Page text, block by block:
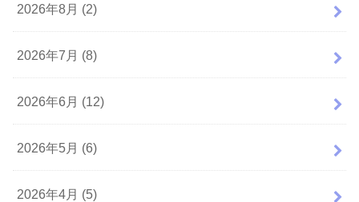
2026年8月 (2)
2026年7月 (8)
2026年6月 (12)
2026年5月 (6)
2026年4月 (5)